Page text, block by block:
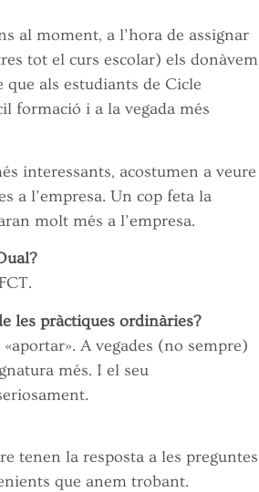
al moment, a l’hora de assignar
tot el curs escolar) els donàvem
als estudiants de Cicle
formació i a la vegada més
interessants, acostumen a veure
a l’empresa. Un cop feta la
molt més a l’empresa.
les pràctiques ordinàries?
A vegades (no sempre)
més. I el seu
tenen la resposta a les preguntes
que anem trobant.